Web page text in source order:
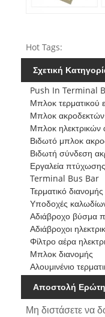
Hot Tags:
Σχετική
Push In Terminal
Μπλοκ τερματικού
Μπλοκ ακροδεκτών
Μπλοκ ηλεκτρικών
Βιδωτό μπλοκ
Βιδωτή σύνδεση
Εργαλεία πτύχωσης
Terminal Bus Bar
Τερματικό
Υποδοχές
Αδιάβροχο βύσμα
Αδιάβροχοι
Φίλτρο αέρα
Μπλοκ διανομής
Αλουμινένιο
Αποστολή
Μη διστάσετε να